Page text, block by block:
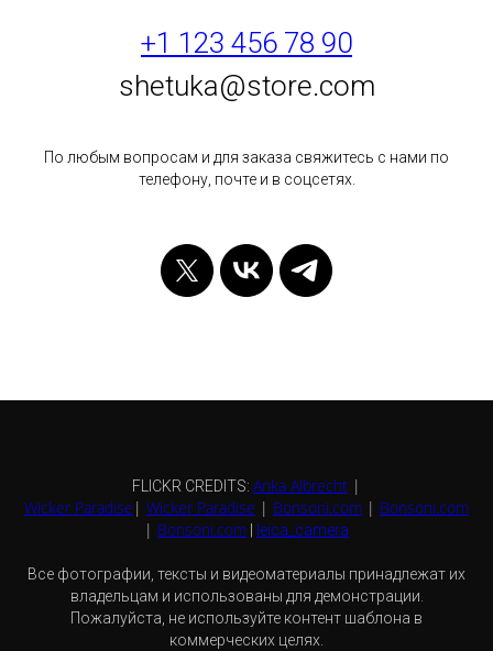
+1 123 456 78 90
shetuka@store.com
По любым вопросам и для заказа свяжитесь с нами по
телефону, почте и в соцсетях.
FLICKR CREDITS: Anka Albrecht |
Wicker Paradise | Wicker Paradise | Bonsoni.com | Bonsoni.com
| Bonsoni.com leica_camera
Все фотографии, тексты и видеоматериалы принадлежат их
владельцам и использованы для демонстрации.
Пожалуйста, не используйте контент шаблона в
коммерческих целях.